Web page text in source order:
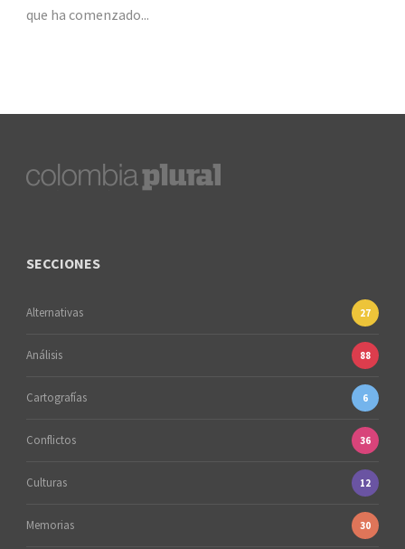
que ha comenzado...
SECCIONES
Alternativas 27
Análisis 88
Cartografías 6
Conflictos 36
Culturas 12
Memorias 30